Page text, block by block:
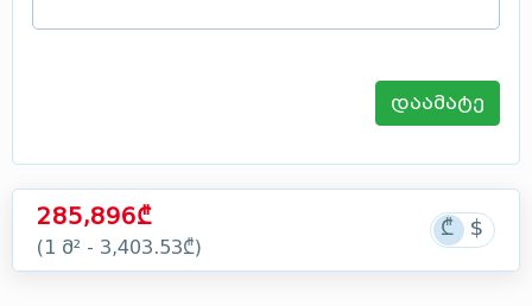
დაამატე
285,896₾
(1 მ² - 3,403.53₾)